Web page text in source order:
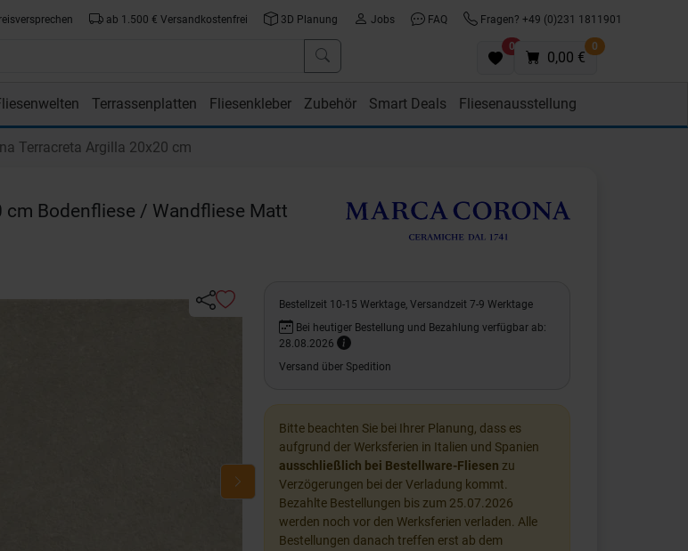
ab 1.500 € Versandkostenfrei 3D Planung Jobs FAQ Fragen? +49 (0)231 1811901
0 0
0,00 €
Terrassenplatten Fliesenkleber Zubehör Smart Deals Fliesenausstellung
Terracreta Argilla 20x20 cm
cm Bodenfliese / Wandfliese Matt
Bestellzeit 10-15 Werktage, Versandzeit 7-9 Werktage
Bei heutiger Bestellung und Bezahlung verfügbar ab:
28.08.2026
Versand über Spedition
Bitte beachten Sie bei Ihrer Planung, dass es
aufgrund der Werksferien in Italien und Spanien
ausschließlich bei Bestellware-Fliesen zu
Verzögerungen bei der Verladung kommt.
Bezahlte Bestellungen bis zum 25.07.2026
werden noch vor den Werksferien verladen. Alle
Bestellungen danach treffen erst ab dem